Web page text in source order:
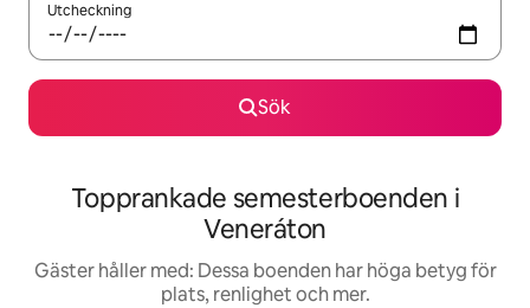
Utcheckning
Sök
Topprankade semesterboenden i
Veneráton
Gäster håller med: Dessa boenden har höga betyg för
plats, renlighet och mer.